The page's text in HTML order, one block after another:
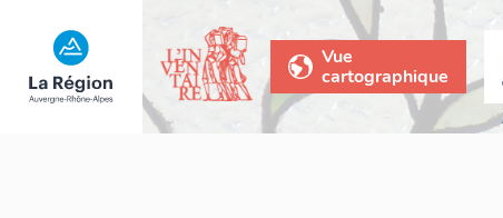
Vue
cartographique